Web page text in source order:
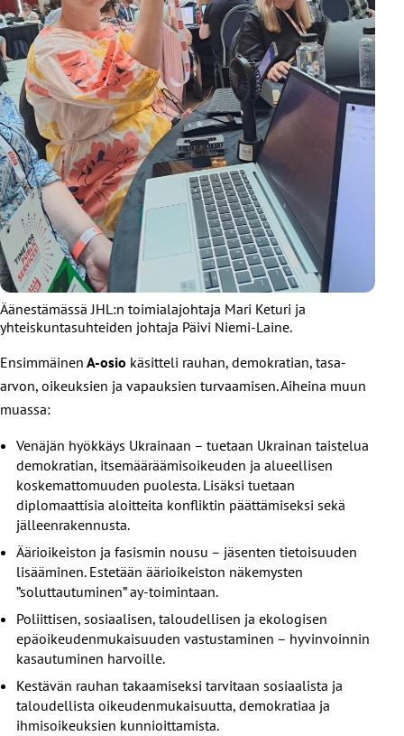
Äänestämässä JHL:n toimialajohtaja Mari Keturi ja
yhteiskuntasuhteiden johtaja Päivi Niemi-Laine.
Ensimmäinen A-osio käsitteli rauhan, demokratian, tasa-
arvon, oikeuksien ja vapauksien turvaamisen. Aiheina muun
muassa:
Venäjän hyökkäys Ukrainaan – tuetaan Ukrainan taistelua
demokratian, itsemääräämisoikeuden ja alueellisen
koskemattomuuden puolesta. Lisäksi tuetaan
diplomaattisia aloitteita konfliktin päättämiseksi sekä
jälleenrakennusta.
Äärioikeiston ja fasismin nousu – jäsenten tietoisuuden
lisääminen. Estetään äärioikeiston näkemysten
”soluttautuminen” ay-toimintaan.
Poliittisen, sosiaalisen, taloudellisen ja ekologisen
epäoikeudenmukaisuuden vastustaminen – hyvinvoinnin
kasautuminen harvoille.
Kestävän rauhan takaamiseksi tarvitaan sosiaalista ja
taloudellista oikeudenmukaisuutta, demokratiaa ja
ihmisoikeuksien kunnioittamista.